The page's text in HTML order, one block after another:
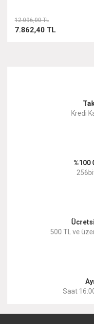
7.862,40 TL
12.096,00 TL
Kredi
%100
500 TL ve
Saat